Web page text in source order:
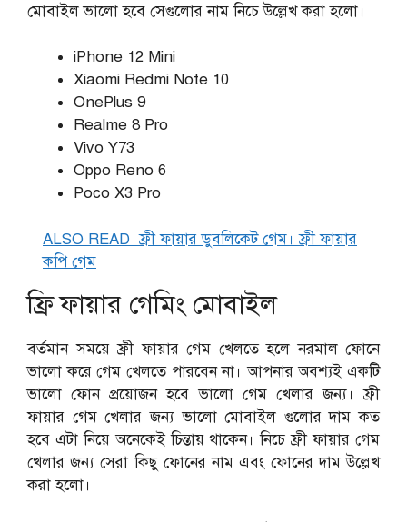
মোবাইল ভালো হবে সেগুলোর নাম নিচে উল্লেখ করা হলো।
iPhone 12 Mini
Xiaomi Redmi Note 10
OnePlus 9
Realme 8 Pro
Vivo Y73
Oppo Reno 6
Poco X3 Pro
ALSO READ ফ্রী ফায়ার ডুবলিকেট গেম। ফ্রী ফায়ার
কপি গেম
ফ্রি ফায়ার গেমিং মোবাইল
বর্তমান সময়ে ফ্রী ফায়ার গেম খেলতে হলে নরমাল ফোনে
ভালো করে গেম খেলতে পারবেন না। আপনার অবশ্যই একটি
ভালো ফোন প্রয়োজন হবে ভালো গেম খেলার জন্য। ফ্রী
ফায়ার গেম খেলার জন্য ভালো মোবাইল গুলোর দাম কত
হবে এটা নিয়ে অনেকেই চিন্তায় থাকেন। নিচে ফ্রী ফায়ার গেম
খেলার জন্য সেরা কিছু ফোনের নাম এবং ফোনের দাম উল্লেখ
করা হলো।